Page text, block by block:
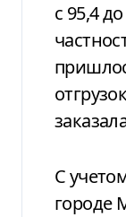
с 95,4
С
городе